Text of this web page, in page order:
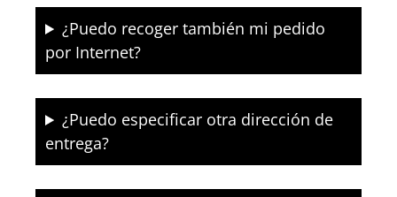
¿Puedo recoger también mi pedido
por Internet?
¿Puedo especificar otra dirección de
entrega?